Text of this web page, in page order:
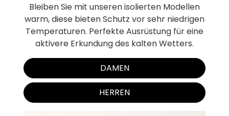
Bleiben Sie mit unseren isolierten Modellen
warm, diese bieten Schutz vor sehr niedrigen
Temperaturen. Perfekte Ausrüstung für eine
aktivere Erkundung des kalten Wetters.
DAMEN
HERREN